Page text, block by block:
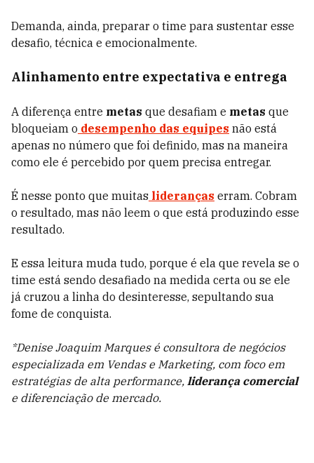
Demanda, ainda, preparar o time para sustentar esse
desafio, técnica e emocionalmente.
Alinhamento entre expectativa e entrega
A diferença entre metas que desafiam e metas que
bloqueiam o desempenho das equipes não está
apenas no número que foi definido, mas na maneira
como ele é percebido por quem precisa entregar.
É nesse ponto que muitas lideranças erram. Cobram
o resultado, mas não leem o que está produzindo esse
resultado.
E essa leitura muda tudo, porque é ela que revela se o
time está sendo desafiado na medida certa ou se ele
já cruzou a linha do desinteresse, sepultando sua
fome de conquista.
*Denise Joaquim Marques é consultora de negócios
especializada em Vendas e Marketing, com foco em
estratégias de alta performance, liderança comercial
e diferenciação de mercado.